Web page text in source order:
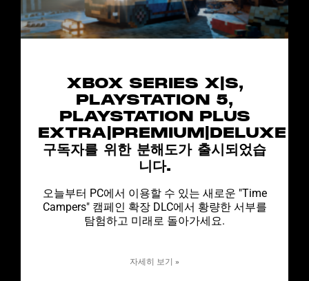
XBOX SERIES X|S,
PLAYSTATION 5,
PLAYSTATION PLUS
EXTRA|PREMIUM|DELUXE
구독자를 위한 분해도가 출시되었습
니다.
오늘부터 PC에서 이용할 수 있는 새로운 "Time
Campers" 캠페인 확장 DLC에서 황량한 서부를
탐험하고 미래로 돌아가세요.
자세히 보기 »